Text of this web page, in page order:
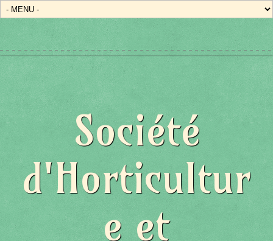
Société
d'Horticultur
e et